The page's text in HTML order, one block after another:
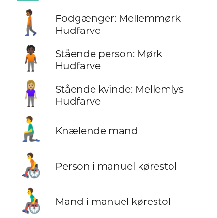
🚶🏾
Fodgænger: Mellemmørk
Hudfarve
🧍🏿
Stående person: Mørk
Hudfarve
🧍🏼‍♀️
Stående kvinde: Mellemlys
Hudfarve
🧎‍♂️ Knælende mand
🧑‍🦽 Person i manuel kørestol
👨‍🦽 Mand i manuel kørestol